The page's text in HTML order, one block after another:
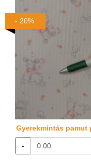
Gyerekmintás pamut
-
- 20%